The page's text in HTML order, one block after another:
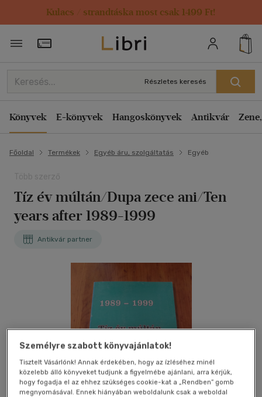
Kulacs / strandtáska most csak 1499 Ft!
Törzsvásárlói Kártya adatai
Részletes keresés
Könyvek E-könyvek Hangoskönyvek Antikvár
Főoldal Termékek Egyéb áru, szolgáltatás Egyéb
Tíz év múltán/Dupa zece ani/Ten
years after 1989-1999
Antikvár partner
Személyre szabott könyvajánlatok!
Tisztelt Vásárlónk! Annak érdekében, hogy az ízléséhez minél
közelebb álló könyveket tudjunk a figyelmébe ajánlani, arra kérjük,
hogy fogadja el az ehhez szükséges cookie-kat a „Rendben” gomb
megnyomásával. Ennek hiányában weboldalunk csak a weboldal